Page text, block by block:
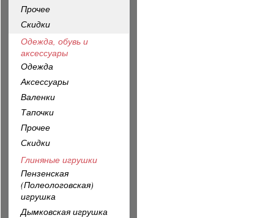
Прочее
Скидки
Одежда, обувь и
аксессуары
Одежда
Аксессуары
Валенки
Тапочки
Прочее
Скидки
Глиняные игрушки
Пензенская
(Полеологовская)
игрушка
Дымковская игрушка